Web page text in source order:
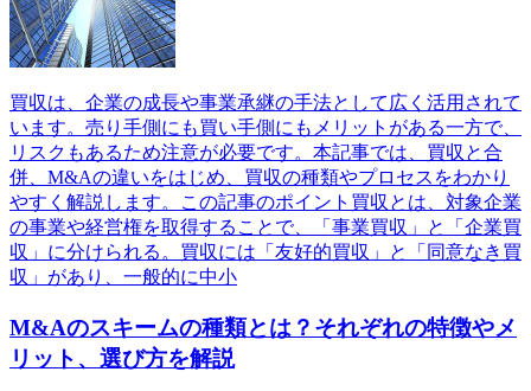
買収は、企業の成長や事業承継の手法として広く活用されて
います。売り手側にも買い手側にもメリットがある一方で、
リスクもあるため注意が必要です。本記事では、買収と合
併、M&Aの違いをはじめ、買収の種類やプロセスをわかり
やすく解説します。この記事のポイント買収とは、対象企業
の事業や経営権を取得することで、「事業買収」と「企業買
収」に分けられる。買収には「友好的買収」と「同意なき買
収」があり、一般的に中小
M&Aのスキームの種類とは？それぞれの特徴やメ
リット、選び方を解説